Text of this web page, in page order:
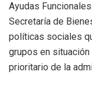
Ayudas
Secretaría de
políticas sociales
grupos en
prioritario de la